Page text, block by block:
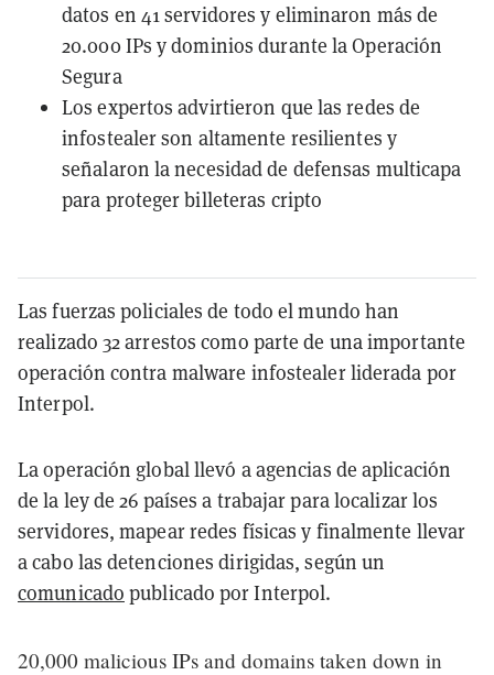
datos en 41 servidores y eliminaron más de
20.000 IPs y dominios durante la Operación
Segura
Los expertos advirtieron que las redes de
infostealer son altamente resilientes y
señalaron la necesidad de defensas multicapa
para proteger billeteras cripto
Las fuerzas policiales de todo el mundo han
realizado 32 arrestos como parte de una importante
operación contra malware infostealer liderada por
Interpol.
La operación global llevó a agencias de aplicación
de la ley de 26 países a trabajar para localizar los
servidores, mapear redes físicas y finalmente llevar
a cabo las detenciones dirigidas, según un
comunicado publicado por Interpol.
20,000 malicious IPs and domains taken down in